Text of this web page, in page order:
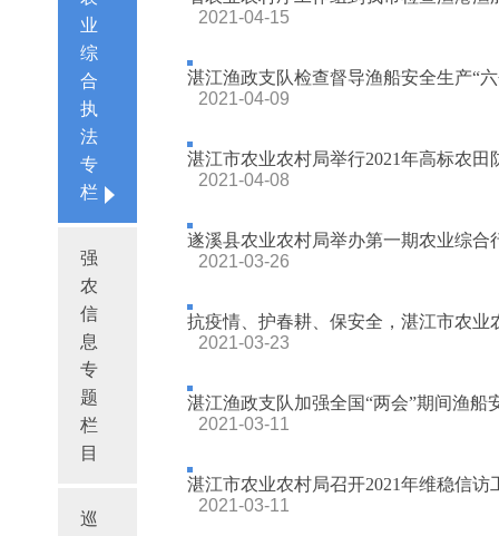
业
综
合
执
法
专
栏
强
农
信
息
专
题
栏
目
巡
2021-04-15
湛江渔政支队检查督导渔船安全生产“六
2021-04-09
湛江市农业农村局举行2021年高标农田
2021-04-08
遂溪县农业农村局举办第一期农业综合
2021-03-26
抗疫情、护春耕、保安全，湛江市农业
2021-03-23
湛江渔政支队加强全国“两会”期间渔船
2021-03-11
湛江市农业农村局召开2021年维稳信访
2021-03-11